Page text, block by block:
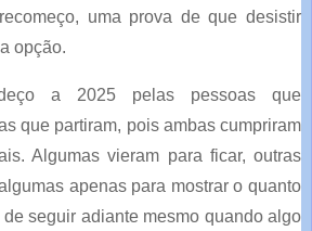
uma prova de que desistir
opção.
a 2025 pelas pessoas que
que partiram, pois ambas cumpriram
Algumas vieram para ficar, outras
apenas para mostrar o quanto
seguir adiante mesmo quando algo